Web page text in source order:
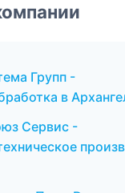
Групп -
в
Сервис -